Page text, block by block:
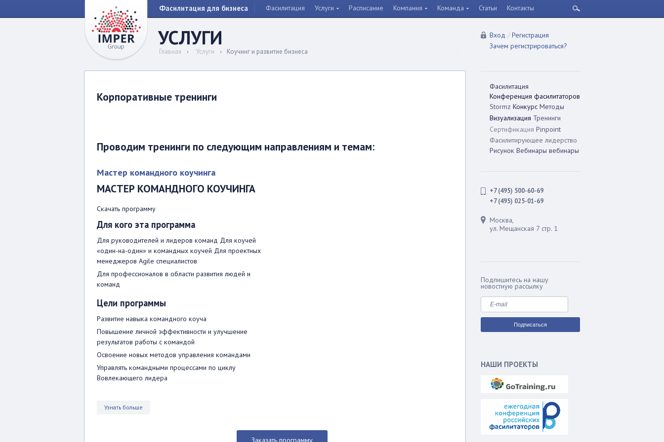
Фасилитация для бизнеса Фасилитация Услуги Расписание Компания Команда Статьи Контакты
УСЛУГИ
Главная Услуги Коучинг и развитие бизнеса
Корпоративные тренинги
Проводим тренинги по следующим направлениям и темам:
Мастер командного коучинга
МАСТЕР КОМАНДНОГО КОУЧИНГА
Скачать программу
Для кого эта программа
Для руководителей и лидеров команд Для коучей
«один-на-один» и командных коучей Для проектных
менеджеров Agile специалистов
Для профессионалов в области развития людей и
команд
Цели программы
Развитие навыка командного коуча
Повышение личной эффективности и улучшение
результатов работы с командой
Освоение новых методов управления командами
Управлять командными процессами по циклу
Вовлекающего лидера
Узнать больше
Заказать программу
Вход / Регистрация
Зачем регистрироваться?
Фасилитация
Конференция фасилитаторов
Stormz Конкурс Методы
Визуализация Тренинги
Сертификация Pinpoint
Фасилитирующее лидерство
Рисунок Вебинары вебинары
+7 (495) 500-60-69
+7 (495) 025-01-69
Москва,
ул. Мещанская 7 стр. 1
Подпишитесь на нашу
новостную рассылку
НАШИ ПРОЕКТЫ